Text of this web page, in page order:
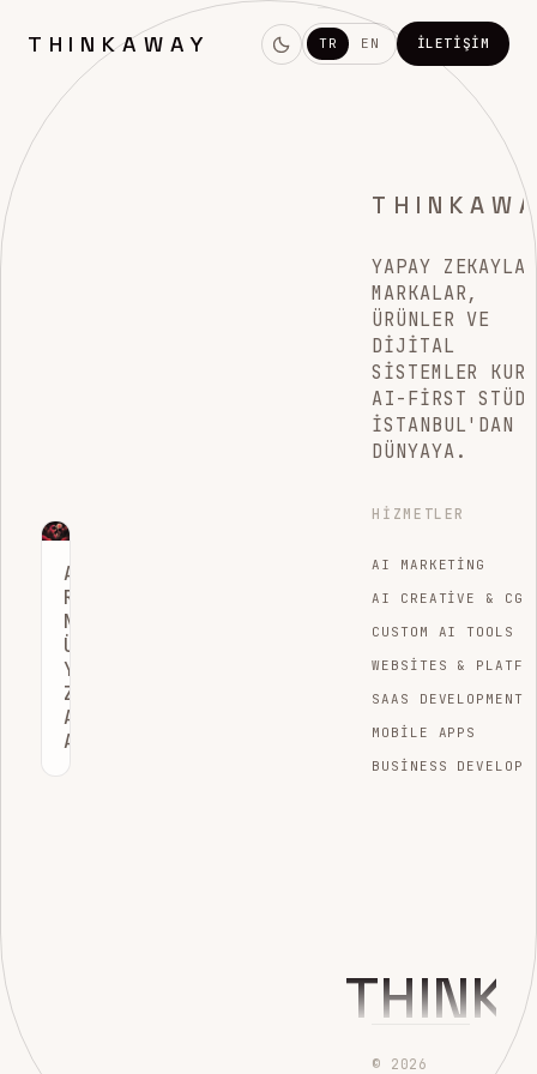
THINKAWAY TR EN İLETIŞIM
AMAZON
RUFUS
NEDIR?
ÜRETKEN
YAPAY
ZEKA
ALIŞVERIŞ
ASISTANI
YAPAY ZEKAYLA
MARKALAR,
ÜRÜNLER VE
DIJITAL
SISTEMLER
AI-FIRST
İSTANBUL'DAN
DÜNYAYA.
HIZMETLER
AI MARKETING
AI CREATIVE & CGI
CUSTOM AI TOOLS
WEBSITES &
SAAS DEVELOPMENT
MOBILE APPS
BUSINESS
© 2026